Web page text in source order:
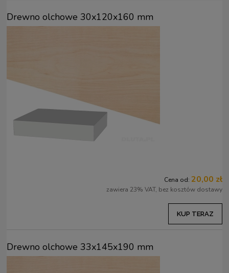
Drewno olchowe 30x120x160 mm
Cena od: 20,00 zł
zawiera 23% VAT, bez kosztów dostawy
KUP TERAZ
Drewno olchowe 33x145x190 mm